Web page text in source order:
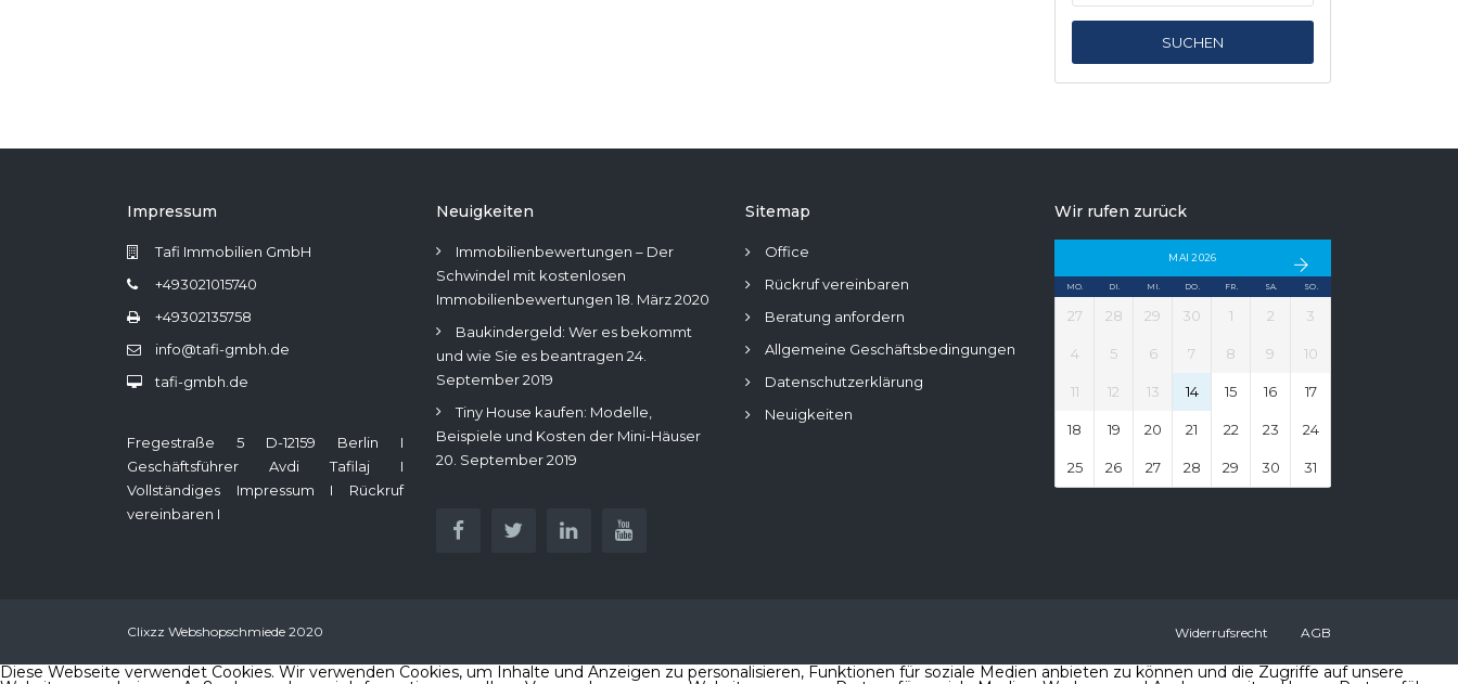
SUCHEN
Impressum
Tafi Immobilien GmbH
+493021015740
+49302135758
info@tafi-gmbh.de
tafi-gmbh.de
Fregestraße 5 D-12159 Berlin I
Geschäftsführer Avdi Tafilaj I
Vollständiges Impressum I Rückruf
vereinbaren I
Neuigkeiten
Immobilienbewertungen – Der
Schwindel mit kostenlosen
Immobilienbewertungen 18. März 2020
Baukindergeld: Wer es bekommt
und wie Sie es beantragen 24.
September 2019
Tiny House kaufen: Modelle,
Beispiele und Kosten der Mini-Häuser
20. September 2019
Sitemap
Office
Rückruf vereinbaren
Beratung anfordern
Allgemeine Geschäftsbedingungen
Datenschutzerklärung
Neuigkeiten
Wir rufen zurück
MAI 2026
MO. DI. MI. DO. FR. SA. SO.
27 28 29 30 1 2 3
4 5 6 7 8 9 10
11 12 13 14 15 16 17
18 19 20 21 22 23 24
25 26 27 28 29 30 31
Clixzz Webshopschmiede 2020 Widerrufsrecht AGB
Diese Webseite verwendet Cookies. Wir verwenden Cookies, um Inhalte und Anzeigen zu personalisieren, Funktionen für soziale Medien anbieten zu können und die Zugriffe auf unsere